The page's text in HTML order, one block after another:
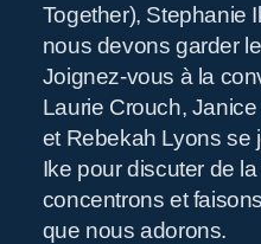
Together), Stephanie
nous devons garder
Joignez-vous à la
Laurie Crouch,
et Rebekah Lyons se
Ike pour discuter de
concentrons et
que nous adorons.